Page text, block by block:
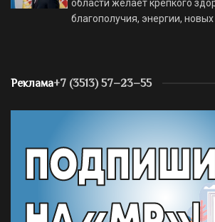
области желает крепкого
благополучия, энергии,
Реклама+7 (3513) 57–23–55